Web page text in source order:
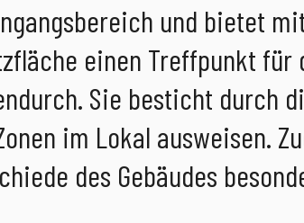
und bietet
einen Treffpunkt für
Sie besticht durch
im Lokal ausweisen.
des Gebäudes